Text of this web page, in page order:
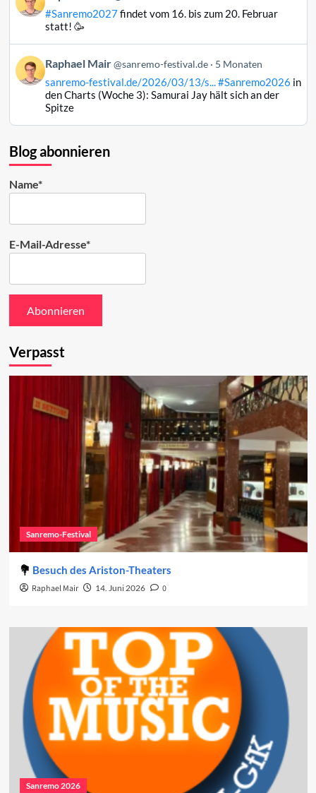
von
Raphael
Bluesky
ansehen
#Sanremo2027findet vom 16. bis zum 20. Februar
statt! 🥳
Beitrag
von
Raphael
ansehen
Raphael Mair @sanremo-festival.de 5 Monaten
sanremo-festival.de/2026/03/13/s...#Sanremo2026 in
den Charts (Woche 3): Samurai Jay hält sich an der
Spitze
Blog abonnieren
Name*
E-Mail-Adresse*
Verpasst
Sanremo-Festival
Besuch des Ariston-Theaters
Raphael Mair 14. Juni 2026 0
Sanremo 2026